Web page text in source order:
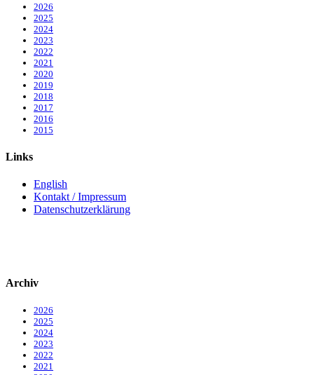
2026
2025
2024
2023
2022
2021
2020
2019
2018
2017
2016
2015
Links
English
Kontakt / Impressum
Datenschutzerklärung
Archiv
2026
2025
2024
2023
2022
2021